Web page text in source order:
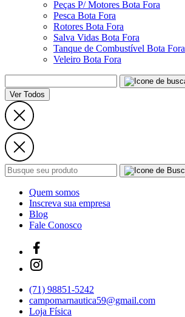
Peças P/ Motores Bota Fora
Pesca Bota Fora
Rotores Bota Fora
Salva Vidas Bota Fora
Tanque de Combustível Bota Fora
Veleiro Bota Fora
Ver Todos
Quem somos
Inscreva sua empresa
Blog
Fale Conosco
(71) 98851-5242
campomarnautica59@gmail.com
Loja Física